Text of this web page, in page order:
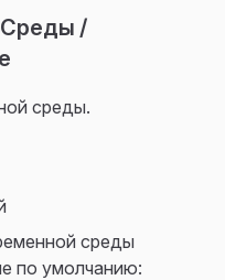
/
среды.
среды
по умолчанию: